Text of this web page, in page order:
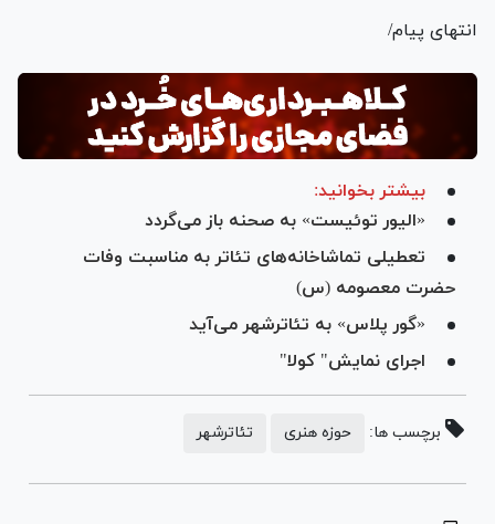
انتهای پیام/
بیشتر بخوانید:
«الیور توئیست» به صحنه باز می‌گردد
تعطیلی تماشاخانه‌های تئاتر به مناسبت وفات
حضرت معصومه (س)
«گور پلاس» به تئاترشهر می‌آید
اجرای نمایش" کولا"
برچسب ها: حوزه هنری تئاترشهر